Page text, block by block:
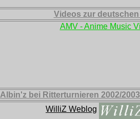
Videos zur
AMV - Anime Music
Albin'z bei Ritterturnieren 2002/
WilliZ Weblog